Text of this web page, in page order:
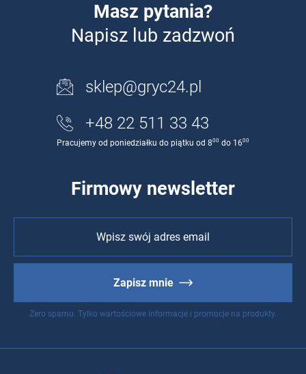
Masz pytania?
Napisz lub zadzwoń
sklep@gryc24.pl
+48 22 511 33 43
Pracujemy od poniedziałku do piątku od 800 do 1600
Firmowy newsletter
Zapisz mnie
Zero spamu. Tylko wartościowe informacje i promocje na produkty.